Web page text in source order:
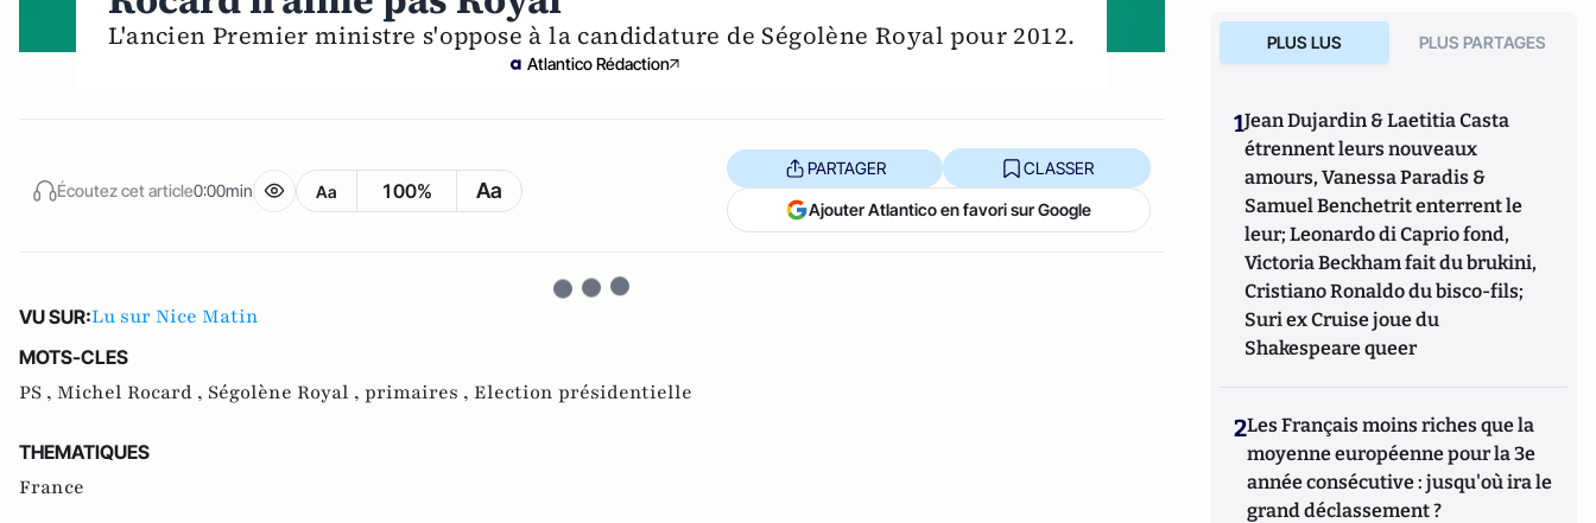
L'ancien Premier ministre s'oppose à la candidature de Ségolène Royal pour 2012.
Atlantico Rédaction
Écoutez cet article0:00min Aa 100% Aa
PARTAGER CLASSER
Ajouter Atlantico en favori sur Google
VU SUR:Lu sur Nice Matin
MOTS-CLES
PS , Michel Rocard , Ségolène Royal , primaires , Election présidentielle
THEMATIQUES
France
PLUS LUS PLUS PARTAGES
1Jean Dujardin & Laetitia Casta
étrennent leurs nouveaux
amours, Vanessa Paradis &
Samuel Benchetrit enterrent le
leur; Leonardo di Caprio fond,
Victoria Beckham fait du brukini,
Cristiano Ronaldo du bisco-fils;
Suri ex Cruise joue du
Shakespeare queer
2Les Français moins riches que la
moyenne européenne pour la 3e
année consécutive : jusqu'où ira le
grand déclassement ?